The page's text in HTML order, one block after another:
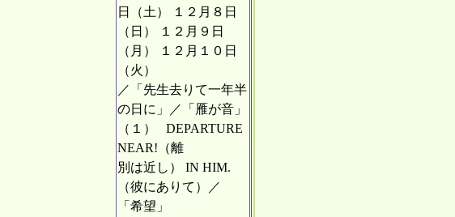
日（土） １２月８日
（日） １２月９日
（月） １２月１０日
（火）
／「先生去りて一年半
の日に」／「雁が音」
（１） DEPARTURE
NEAR!（離
別は近し） IN HIM.
（彼にありて）／
「希望」